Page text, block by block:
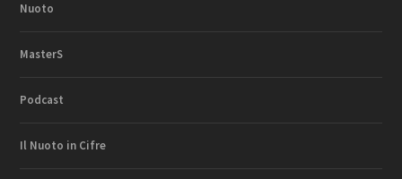
Nuoto
MasterS
Podcast
Il Nuoto in Cifre